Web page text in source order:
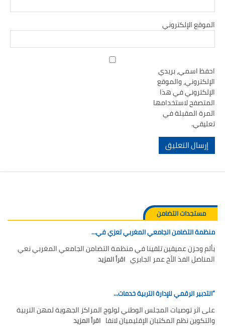
الموقع الإلكتروني
احفظ اسمي، بريدي
الإلكتروني، والموقع
الإلكتروني في هذا
المتصفح لاستخدامها
المرة المقبلة في
تعليقي.
مستجدات التضامن
منظمة التضامن الجامعي المغربي تعزي في…
بألم وحزن عميقين تلقينا في منظمة التضامن الجامعي المغربي نعي
المناضل الفذ الأخ عمر الجابري اقرأ المزيد
“التدبير الرقمي للإدارة التربية خدمات…
على اثر توصيات المجلس الوطني لولوج المراكز الجهوية لمهن التربية
والتكوين نظم المكتبان الإقليميان لانفا اقرأ المزيد